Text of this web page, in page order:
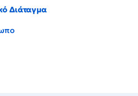
Διάταγμα